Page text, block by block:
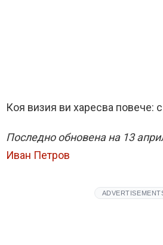
Коя визия ви харесва повече:
Последно обновена на 13
Иван Петров